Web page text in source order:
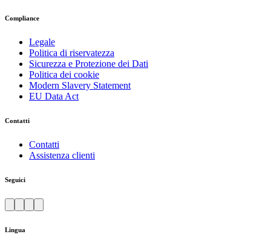
Compliance
Legale
Politica di riservatezza
Sicurezza e Protezione dei Dati
Politica dei cookie
Modern Slavery Statement
EU Data Act
Contatti
Contatti
Assistenza clienti
Seguici
Lingua